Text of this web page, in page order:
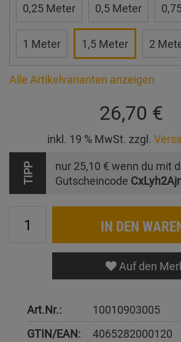
0,25 Meter 0,5 Meter
1 Meter 1,5 Meter 2
Alle Artikelvarianten anzeigen
26,70 €
inkl. 19 % MwSt. zzgl.
TIPP nur 25,10 € wenn du mit
Gutscheincode
IN DEN
Auf den
Art.Nr.:
10010903005
GTIN/EAN:
4065282000120